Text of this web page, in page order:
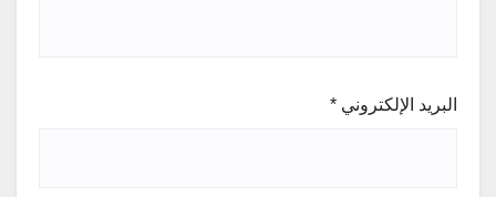
البريد الإلكتروني *